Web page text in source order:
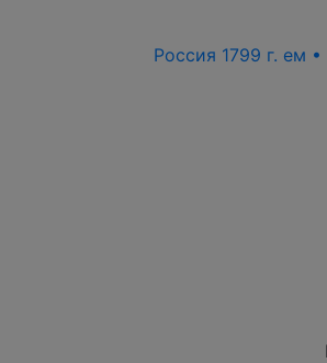
Россия 1799 г. ем